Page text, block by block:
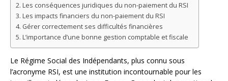
Les conséquences juridiques du non-paiement du RSI
Les impacts financiers du non-paiement du RSI
Gérer correctement ses difficultés financières
L’importance d’une bonne gestion comptable et fiscale
Le Régime Social des Indépendants, plus connu sous
l’acronyme RSI, est une institution incontournable pour les